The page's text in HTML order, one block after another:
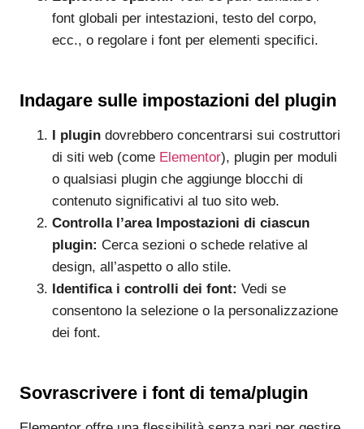
font globali per intestazioni, testo del corpo,
ecc., o regolare i font per elementi specifici.
Indagare sulle impostazioni del plugin
I plugin dovrebbero concentrarsi sui costruttori
di siti web (come Elementor), plugin per moduli
o qualsiasi plugin che aggiunge blocchi di
contenuto significativi al tuo sito web.
Controlla l’area Impostazioni di ciascun
plugin: Cerca sezioni o schede relative al
design, all’aspetto o allo stile.
Identifica i controlli dei font: Vedi se
consentono la selezione o la personalizzazione
dei font.
Sovrascrivere i font di tema/plugin